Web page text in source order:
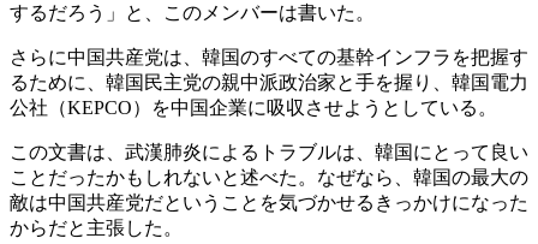
するだろう」と、このメンバーは書いた。
さらに中国共産党は、韓国のすべての基幹インフラを把握す
るために、韓国民主党の親中派政治家と手を握り、韓国電力
公社（KEPCO）を中国企業に吸収させようとしている。
この文書は、武漢肺炎によるトラブルは、韓国にとって良い
ことだったかもしれないと述べた。なぜなら、韓国の最大の
敵は中国共産党だということを気づかせるきっかけになった
からだと主張した。